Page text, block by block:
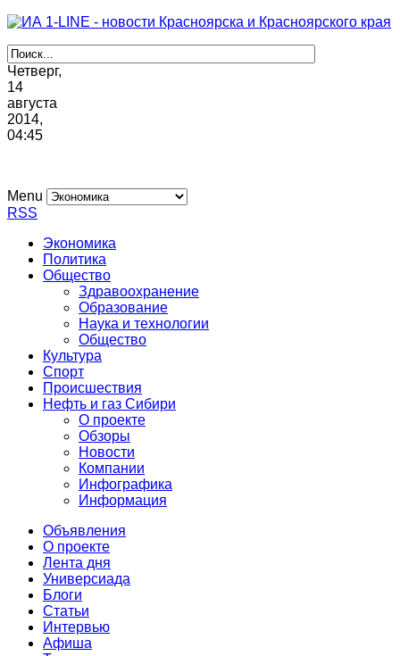
Четверг,
14
августа
2014,
04:45
Menu
RSS
Экономика
Политика
Общество
Здравоохранение
Образование
Наука и технологии
Общество
Культура
Спорт
Происшествия
Нефть и газ Сибири
О проекте
Обзоры
Новости
Компании
Инфографика
Информация
Объявления
О проекте
Лента дня
Универсиада
Блоги
Статьи
Интервью
Афиша